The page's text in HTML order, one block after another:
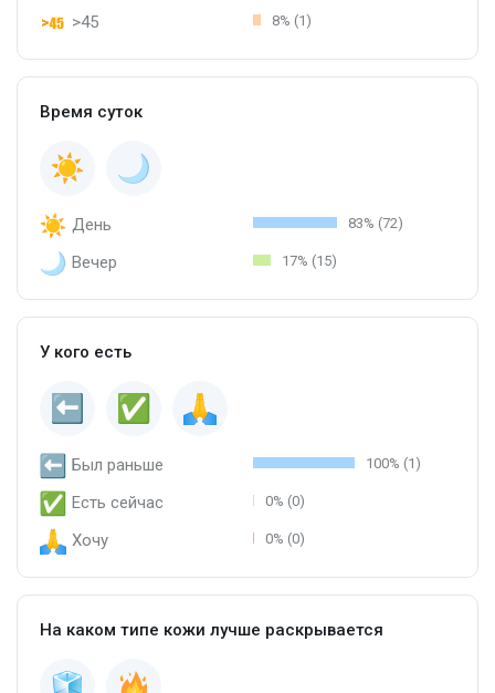
>45 8% (1)
Время суток
День 83% (72)
Вечер 17% (15)
У кого есть
Был раньше 100% (1)
Есть сейчас 0% (0)
Хочу 0% (0)
На каком типе кожи лучше раскрывается